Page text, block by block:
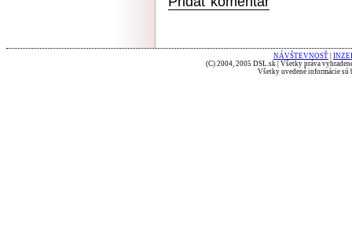
NÁVŠTEVNOSŤ
(C) 2004, 2005 DSL.sk | Všetky práva
Všetky uvedené informácie sú